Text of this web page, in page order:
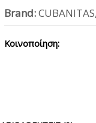
Brand:CUBANITAS,
Κοινοποίηση: